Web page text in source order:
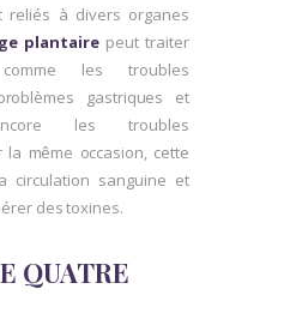
reliés à divers organes
plantairepeut traiter
les troubles
gastriques et
les troubles
la même occasion, cette
circulation sanguine et
des toxines.
QUATRE